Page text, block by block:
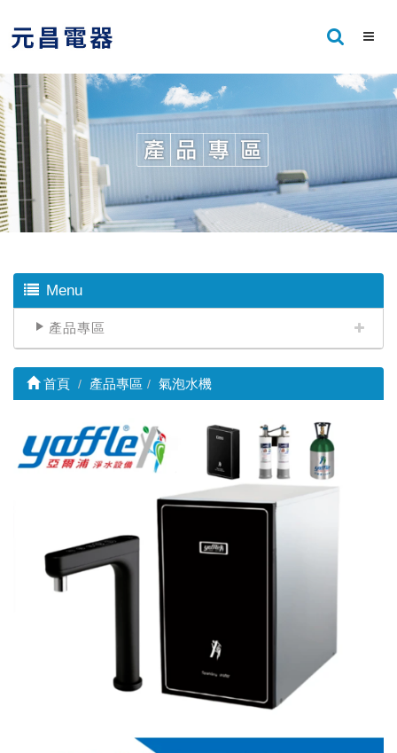
Menu
產品專區
首頁 產品專區 氣泡水機